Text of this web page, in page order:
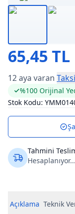
65,45 TL
12 aya varan
%100 Orijinal
Stok Kodu:
Tahmini
Hesaplanıyor...
Açıklama Teknik